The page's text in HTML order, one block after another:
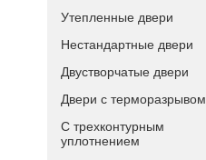
Утепленные двери
Нестандартные двери
Двустворчатые двери
Двери с терморазрывом
С трехконтурным
уплотнением